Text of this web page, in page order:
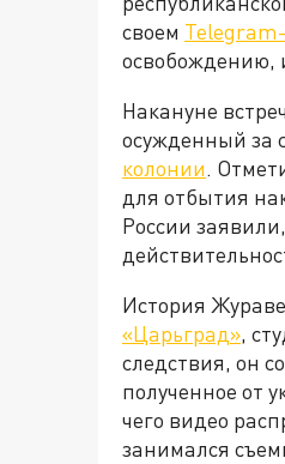
своем
освобождению,
Накануне
осужденный за
колонии.
для отбытия
России
История
«Царьград»,
следствия, он
полученное от
чего видео
занимался